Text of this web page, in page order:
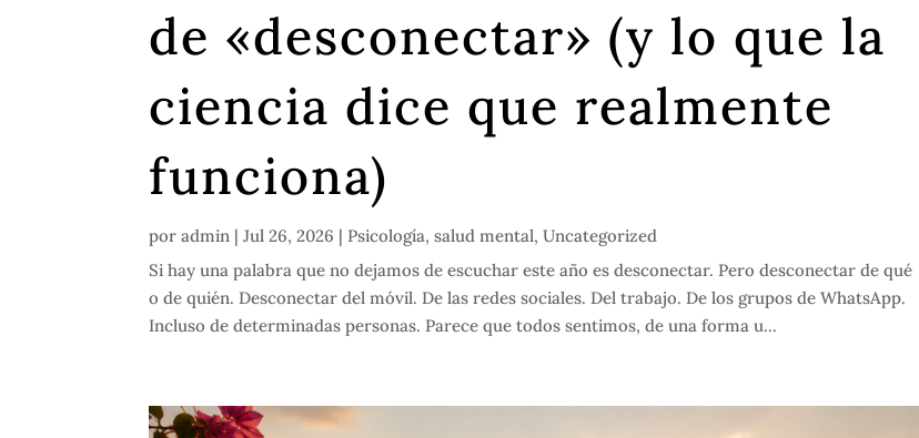
de «desconectar» (y lo que la
ciencia dice que realmente
funciona)
poradmin |Jul 26, 2026 | Psicología,salud mental,Uncategorized
Si hay una palabra que no dejamos de escuchar este año es desconectar. Pero desconectar de qué
o de quién. Desconectar del móvil. De las redes sociales. Del trabajo. De los grupos de WhatsApp.
Incluso de determinadas personas. Parece que todos sentimos, de una forma u...